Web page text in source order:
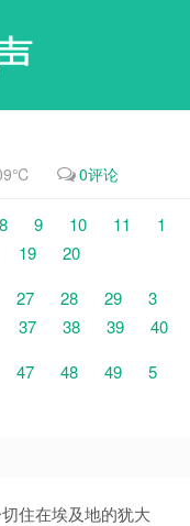
0评论
8 9 10 11
1
19
20
27 28 29
3
37 38 39
40
47 48 49
5
住在埃及地的犹大